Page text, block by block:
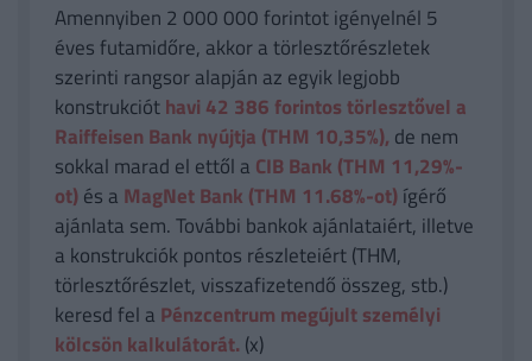
Amennyiben 2 000 000 forintot igényelnél 5
éves futamidőre, akkor a törlesztőrészletek
szerinti rangsor alapján az egyik legjobb
konstrukcióthavi 42 386 forintos törlesztővel a
Raiffeisen Bank nyújtja (THM 10,35%), de nem
sokkal marad el ettől a CIB Bank (THM 11,29%-
ot)és a MagNet Bank (THM 11.68%-ot)ígérő
ajánlata sem. További bankok ajánlataiért, illetve
a konstrukciók pontos részleteiért (THM,
törlesztőrészlet, visszafizetendő összeg, stb.)
keresd fel a Pénzcentrum megújult személyi
kölcsön kalkulátorát. (x)